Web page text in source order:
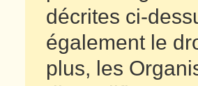
décrites ci-
également le
plus, les